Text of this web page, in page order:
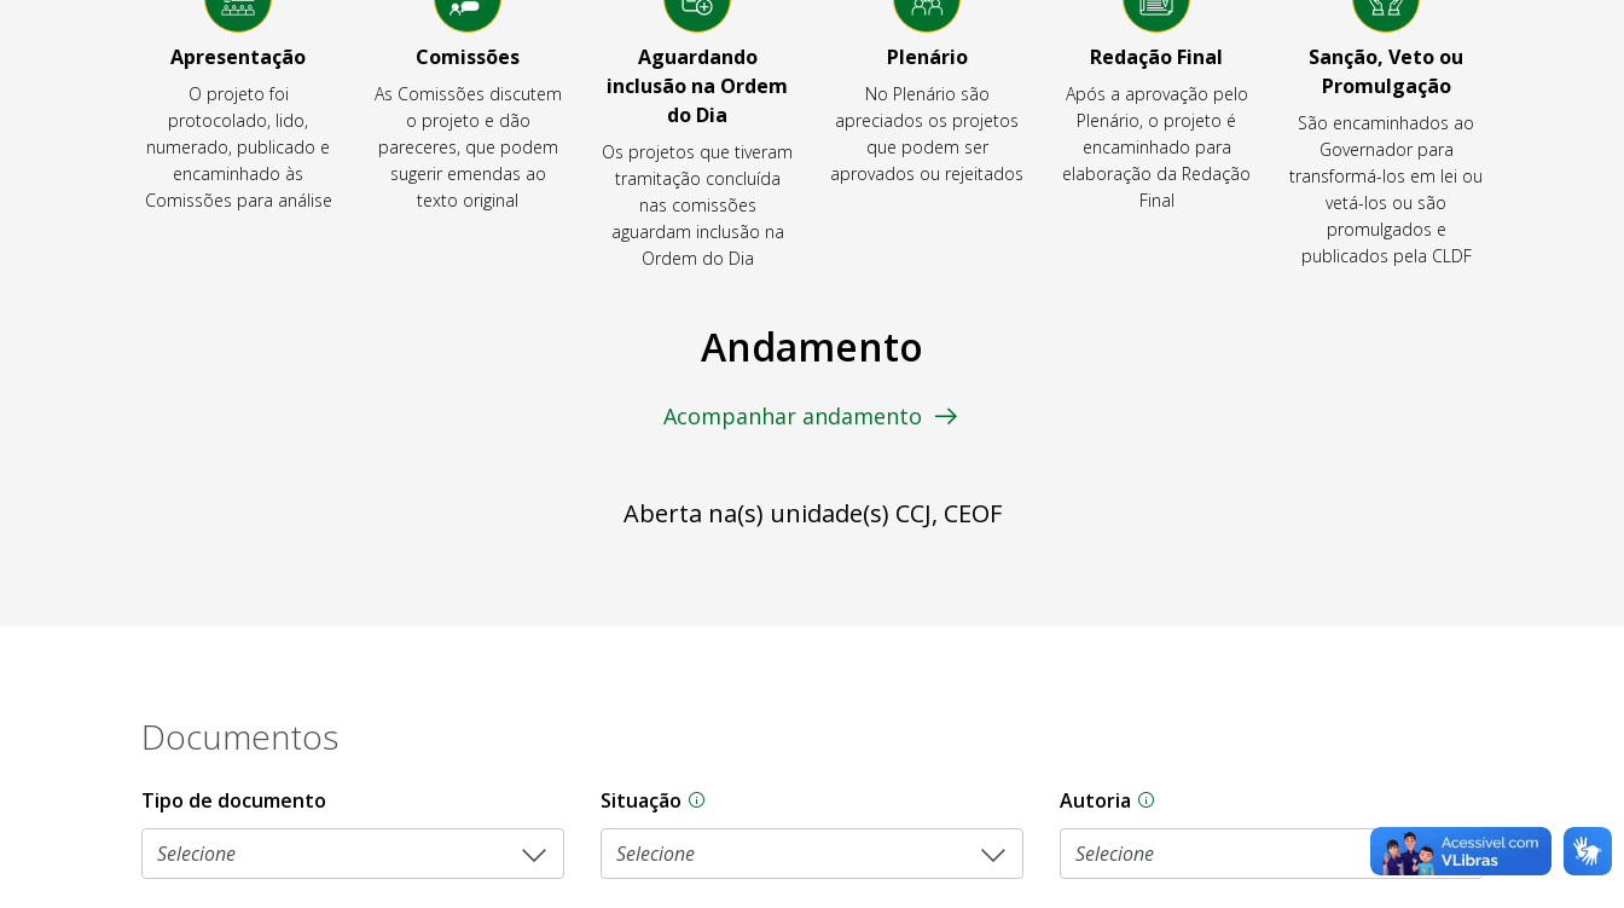
Apresentação
O projeto foi
protocolado, lido,
numerado, publicado e
encaminhado às
Comissões para análise
Comissões
As Comissões discutem
o projeto e dão
pareceres, que podem
sugerir emendas ao
texto original
Aguardando
inclusão na Ordem
do Dia
Os projetos que tiveram
tramitação concluída
nas comissões
aguardam inclusão na
Ordem do Dia
Plenário
No Plenário são
apreciados os projetos
que podem ser
aprovados ou rejeitados
Redação Final
Após a aprovação pelo
Plenário, o projeto é
encaminhado para
elaboração da Redação
Final
Sanção, Veto ou
Promulgação
São encaminhados ao
Governador para
transformá-los em lei ou
vetá-los ou são
promulgados e
publicados pela CLDF
Andamento
Acompanhar andamento
Aberta na(s) unidade(s) CCJ, CEOF
Documentos
Tipo de documento Situação Na CLDF, as proposições legislativas passam por diferentes estágios durante o processo
Autoria As proposições legislativas na CLDF podem ser